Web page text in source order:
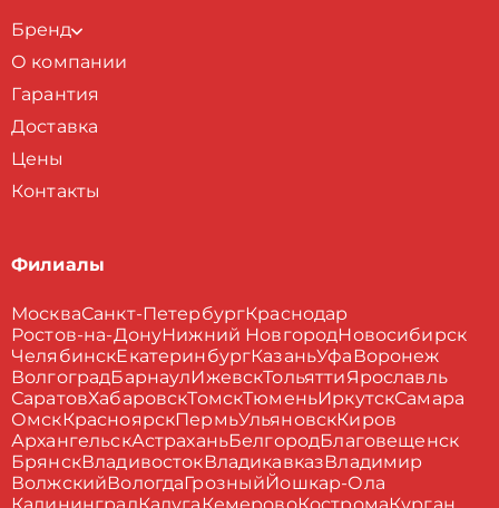
Бренд
О компании
Гарантия
Доставка
Цены
Контакты
Филиалы
МоскваСанкт-ПетербургКраснодар
Ростов-на-ДонуНижний НовгородНовосибирск
ЧелябинскЕкатеринбургКазаньУфа Воронеж
ВолгоградБарнаулИжевскТольяттиЯрославль
СаратовХабаровскТомскТюменьИркутскСамара
ОмскКрасноярскПермьУльяновскКиров
АрхангельскАстраханьБелгородБлаговещенск
БрянскВладивостокВладикавказВладимир
ВолжскийВологдаГрозныйЙошкар-Ола